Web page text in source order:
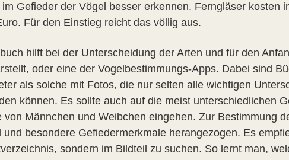
Gefieder der Vögel besser erkennen. Ferngläser kosten
Für den Einstieg reicht das völlig aus.
hilft bei der Unterscheidung der Arten und für den
oder eine der Vogelbestimmungs-Apps. Dabei sind
als solche mit Fotos, die nur selten alle wichtigen
können. Es sollte auch auf die meist unterschiedlichen
von Männchen und Weibchen eingehen. Zur Bestimmung
und besondere Gefiedermerkmale herangezogen. Es
sondern im Bildteil zu suchen. So lernt man,